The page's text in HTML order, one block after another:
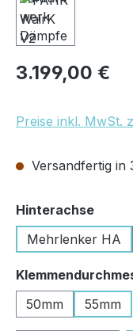
Regulärer Preis:
3.199,00 €
Preise inkl. MwSt.
Versandfertig in
Hinterachse
Mehrlenker HA
50mm
55mm